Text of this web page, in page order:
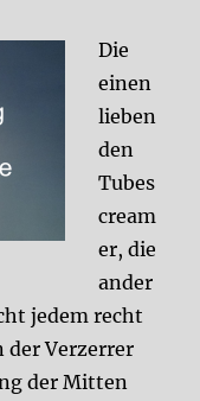
Die
einen
lieben
den
Tubes
cream
er, die
ander
jedem recht
der Verzerrer
der Mitten